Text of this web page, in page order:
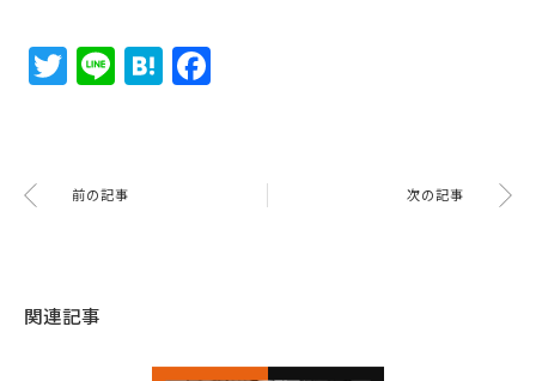
Twitter
LineHatena
前の記事 次の記事
関連記事